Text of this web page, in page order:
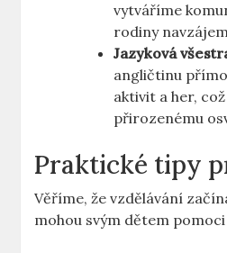
vytváříme
rodiny
Jazyková
angličtinu
aktivit a her,
přirozenému
Praktické tipy
Věříme, že vzdělávání
mohou svým dětem